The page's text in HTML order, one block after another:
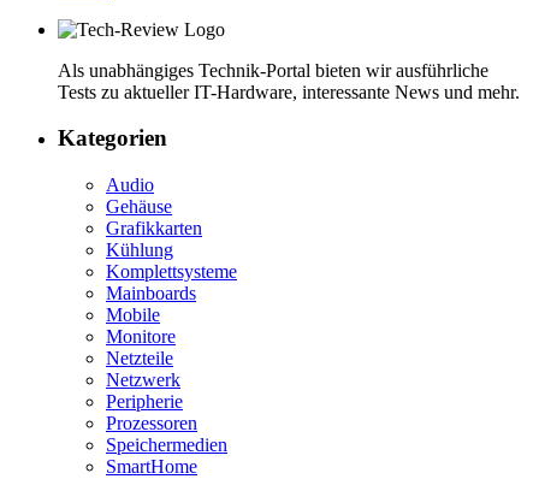
Als unabhängiges Technik-Portal bieten wir ausführliche
Tests zu aktueller IT-Hardware, interessante News und mehr.
Kategorien
Audio
Gehäuse
Grafikkarten
Kühlung
Komplettsysteme
Mainboards
Mobile
Monitore
Netzteile
Netzwerk
Peripherie
Prozessoren
Speichermedien
SmartHome